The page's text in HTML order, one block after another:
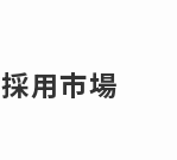
用市場